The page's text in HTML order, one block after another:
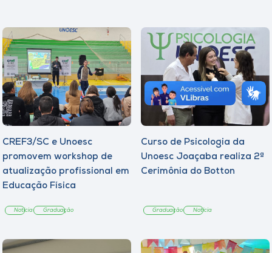
CREF3/SC e Unoesc
promovem workshop de
atualização profissional em
Educação Física
Notícia Graduação
Curso de Psicologia da
Unoesc Joaçaba realiza 2ª
Cerimônia do Botton
Graduação Notícia